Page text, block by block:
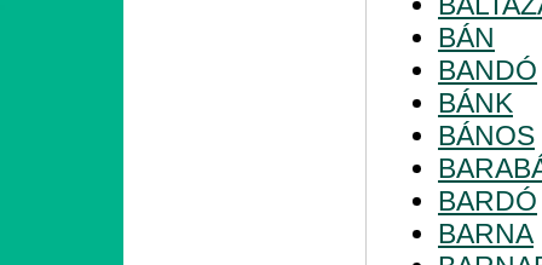
BÁN
BANDÓ
BÁNK
BÁNOS
BARDÓ
BARNA